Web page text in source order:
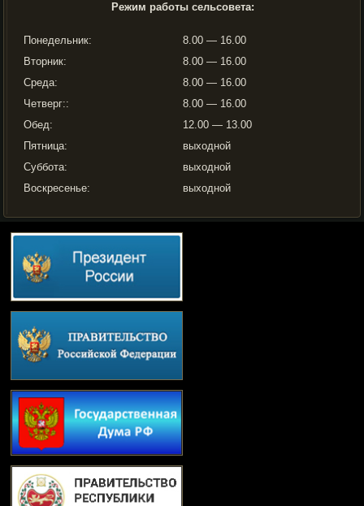
Режим работы сельсовета:
Понедельник:
8.00 — 16.00
Вторник:
8.00 — 16.00
Среда:
8.00 — 16.00
Четверг::
8.00 — 16.00
Обед:
12.00 — 13.00
Пятница:
выходной
Суббота:
выходной
Воскресенье:
выходной